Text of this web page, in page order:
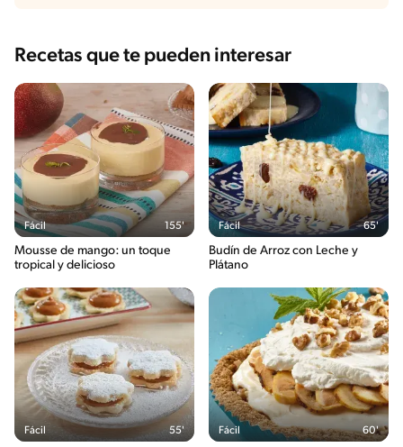
Recetas que te pueden interesar
Fácil 155'
Mousse de mango: un toque
tropical y delicioso
Fácil 65'
Budín de Arroz con Leche y
Plátano
Fácil 55' Fácil 60'